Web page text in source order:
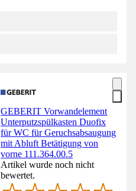
GEBERIT Vorwandelement
Unterputzspülkasten Duofix
für WC für Geruchsabsaugung
mit Abluft Betätigung von
vorne 111.364.00.5
Artikel wurde noch nicht
bewertet.